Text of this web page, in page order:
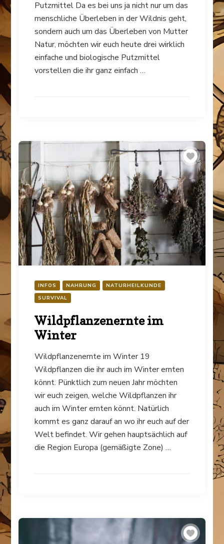
Putzmittel Da es bei uns ja nicht nur um das
menschliche Überleben in der Wildnis geht,
sondern auch um das Überleben von Mutter
Natur, möchten wir euch heute drei wirklich
einfache und biologische Putzmittel
vorstellen die ihr ganz einfach …
INFOS NAHRUNG
NATURHEILKUNDE
SURVIVAL
Wildpflanzenernte im
Winter
Wildpflanzenernte im Winter 19
Wildpflanzen die ihr auch im Winter ernten
könnt. Pünktlich zum neuen Jahr möchten
wir euch zeigen, welche Wildpflanzen ihr
auch im Winter ernten könnt. Natürlich
kommt es ganz darauf an wo ihr euch auf der
Welt befindet. Wir gehen hauptsächlich auf
die Region Europa (gemäßigte Zone) …